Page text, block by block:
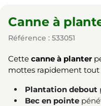
Canne à
Référence : 533051
Cette canne à planter
mottes rapidement tout
Plantation debout
Bec en pointe